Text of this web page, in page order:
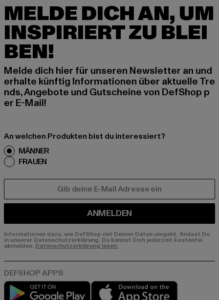
MELDE DICH AN, UM
INSPIRIERT ZU BLEI
BEN!
Melde dich hier für unseren Newsletter an und
erhalte künftig Informationen über aktuelle Tre
nds, Angebote und Gutscheine von DefShop p
er E-Mail!
An welchen Produkten bist du interessiert?
MÄNNER
FRAUEN
ANMELDEN
Informationen dazu, wie DefShop mit Deinen Daten umgeht, findest Du
in unserer Datenschutzerklärung. Du kannst Dich jederzeit kostenfei
abmelden. Datenschutzerklärung lesen.
Play market